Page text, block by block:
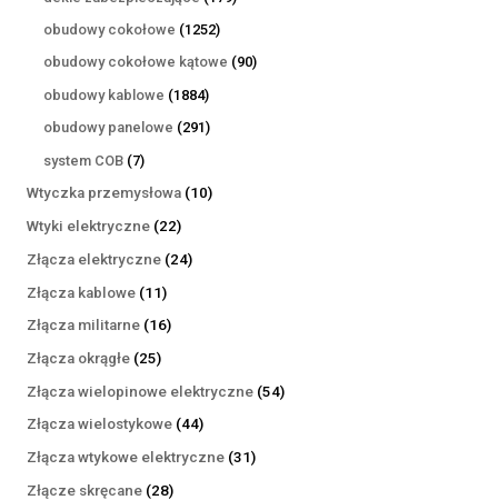
obudowy cokołowe 12521252
produkty
obudowy cokołowe kątowe 9090
obudowy kablowe 18841884
produkty
obudowy panelowe 291291
system COB 77
produktów
Wtyczka przemysłowa 1010
Wtyki elektryczne 2222
produkty
Złącza elektryczne 2424
Złącza kablowe 1111
produktów
Złącza militarne 1616
Złącza okrągłe 2525
produktów
Złącza wielopinowe elektryczne 5454
Złącza wielostykowe 4444
produkty
Złącza wtykowe elektryczne 3131
Złącze skręcane 2828